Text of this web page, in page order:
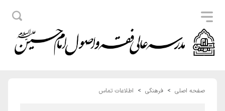
صفحه اصلی فرهنگی اطلاعات تماس